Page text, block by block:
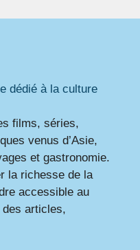
dédié à la culture
films, séries,
venus d’Asie,
et gastronomie.
la richesse de la
accessible au
articles,